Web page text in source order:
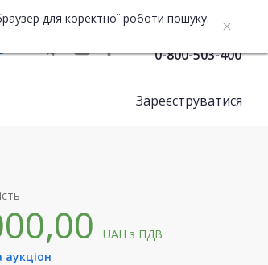
для коректної роботи пошуку.
0-800-503-400
Зареєструватися
UAHз ПДВ